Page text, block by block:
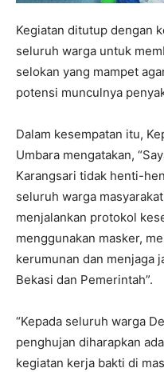
Kegiatan ditutup dengan
seluruh warga untuk
selokan yang mampet
potensi munculnya
Dalam kesempatan itu,
Umbara mengatakan,
Karangsari tidak henti-
seluruh warga
menjalankan protokol
menggunakan masker,
kerumunan dan menjaga
Bekasi dan Pemerintah”.
“Kepada seluruh warga
penghujan diharapkan
kegiatan kerja bakti di